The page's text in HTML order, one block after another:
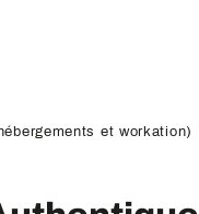
et workation)